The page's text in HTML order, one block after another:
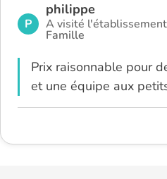
P
philippe
A visité
Famille
Prix raisonnable pour
et une équipe aux